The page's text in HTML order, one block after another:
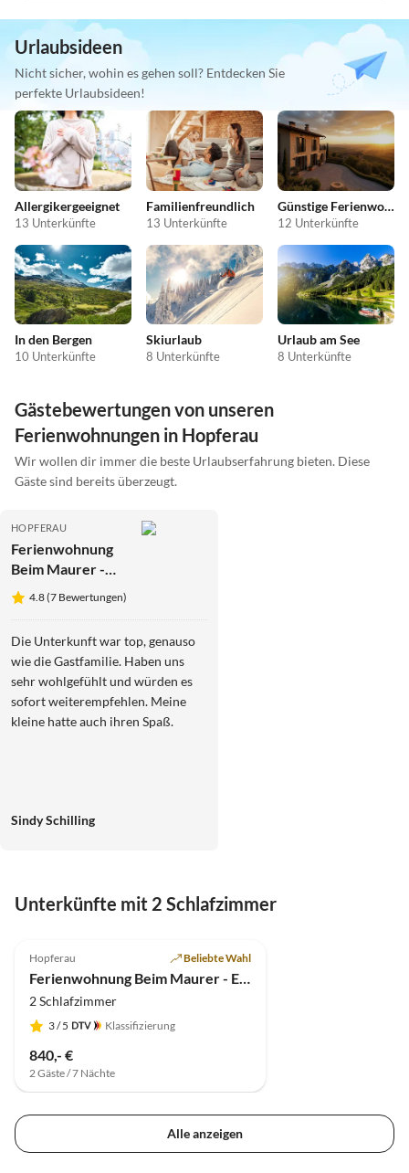
Urlaubsideen
Nicht sicher, wohin es gehen soll? Entdecken Sie
perfekte Urlaubsideen!
Allergikergeeignet
13 Unterkünfte
Familienfreundlich
13 Unterkünfte
Günstige Ferienwohnungen
12 Unterkünfte
In den Bergen
10 Unterkünfte
Skiurlaub
8 Unterkünfte
Urlaub am See
8 Unterkünfte
Gästebewertungen von unseren
Ferienwohnungen in Hopferau
Wir wollen dir immer die beste Urlaubserfahrung bieten. Diese
Gäste sind bereits überzeugt.
HOPFERAU
Ferienwohnung
Beim Maurer -
Edelweiß
4.8 (7 Bewertungen)
Die Unterkunft war top, genauso
wie die Gastfamilie. Haben uns
sehr wohlgefühlt und würden es
sofort weiterempfehlen. Meine
kleine hatte auch ihren Spaß.
Sindy Schilling
Unterkünfte mit 2 Schlafzimmer
Hopferau Beliebte Wahl
2 Schlafzimmer
3/ 5 Klassifizierung
840,- €
2 Gäste / 7 Nächte
Alle anzeigen